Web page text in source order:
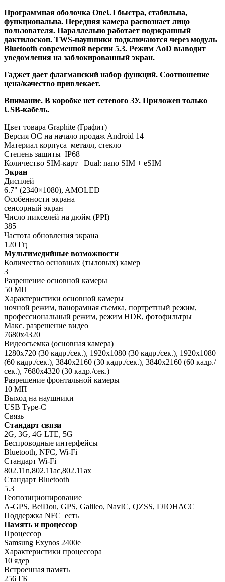
Программная оболочка OneUI быстра, стабильна,
функциональна. Передняя камера распознает лицо
пользователя. Параллельно работает подэкранный
дактилоскоп. TWS-наушники подключаются через модуль
Bluetooth современной версии 5.3. Режим AoD выводит
уведомления на заблокированный экран.
Гаджет дает флагманский набор функций. Соотношение
цена/качество привлекает.
Внимание. В коробке нет сетевого ЗУ. Приложен только
USB-кабель.
Цвет товара Graphite (Графит)
Версия ОС на начало продаж Android 14
Материал корпуса металл, стекло
Степень защиты IP68
Количество SIM-карт Dual: nano SIM + eSIM
Экран
Дисплей
6.7" (2340×1080), AMOLED
Особенности экрана
сенсорный экран
Число пикселей на дюйм (PPI)
385
Частота обновления экрана
120 Гц
Мультимедийные возможности
Количество основных (тыловых) камер
3
Разрешение основной камеры
50 МП
Характеристики основной камеры
ночной режим, панорамная съемка, портретный режим,
профессиональный режим, режим HDR, фотофильтры
Макс. разрешение видео
7680x4320
Видеосъемка (основная камера)
1280x720 (30 кадр./сек.), 1920x1080 (30 кадр./сек.), 1920x1080
(60 кадр./сек.), 3840x2160 (30 кадр./сек.), 3840x2160 (60 кадр./
сек.), 7680x4320 (30 кадр./сек.)
Разрешение фронтальной камеры
10 МП
Выход на наушники
USB Type-C
Связь
Стандарт связи
2G, 3G, 4G LTE, 5G
Беспроводные интерфейсы
Bluetooth, NFC, Wi-Fi
Стандарт Wi-Fi
802.11n,802.11ac,802.11ax
Стандарт Bluetooth
5.3
Геопозиционирование
A-GPS, BeiDou, GPS, Galileo, NavIC, QZSS, ГЛОНАСС
Поддержка NFC есть
Память и процессор
Процессор
Samsung Exynos 2400e
Характеристики процессора
10 ядер
Встроенная память
256 ГБ